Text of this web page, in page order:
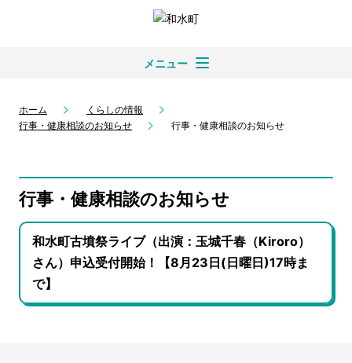
メニュー
ホーム
くらしの情報
行事・健康相談のお知らせ
行事・健康相談のお知らせ
行事・健康相談のお知らせ
和水町古墳祭ライブ（出演：玉城千春（Kiroro）
さん）申込受付開始！【8月23日(日曜日)17時ま
で】